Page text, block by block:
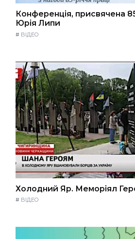
Конференція, присвячена
Юрія Липи
# ВІДЕО
Холодний Яр. Меморіял
# ВІДЕО